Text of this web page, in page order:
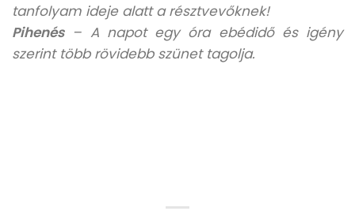
tanfolyam ideje alatt a résztvevőknek!
Pihenés– A napot egy óra ebédidő és igény
szerint több rövidebb szünet tagolja.